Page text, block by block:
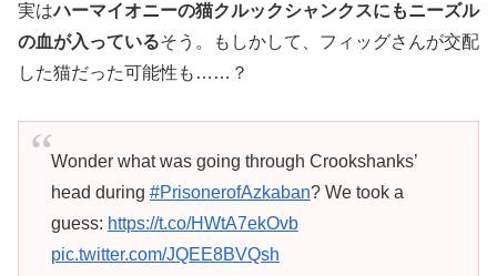
実はハーマイオニーの猫クルックシャンクスにもニーズル
の血が入っているそう。もしかして、フィッグさんが交配
した猫だった可能性も……？
Wonder what was going through Crookshanks’
head during #PrisonerofAzkaban? We took a
guess: https://t.co/HWtA7ekOvb
pic.twitter.com/JQEE8BVQsh